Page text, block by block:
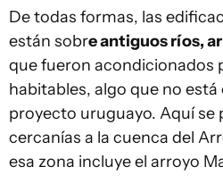
De todas formas, las
están sobre antiguos ríos,
que fueron acondicionados
habitables, algo que no
proyecto uruguayo. Aquí se
cercanías a la cuenca del
esa zona incluye el arroyo